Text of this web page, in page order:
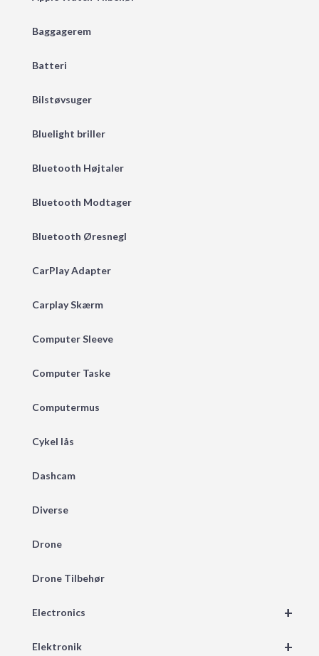
Baggagerem
Batteri
Bilstøvsuger
Bluelight briller
Bluetooth Højtaler
Bluetooth Modtager
Bluetooth Øresnegl
CarPlay Adapter
Carplay Skærm
Computer Sleeve
Computer Taske
Computermus
Cykel lås
Dashcam
Diverse
Drone
Drone Tilbehør
+
Electronics
+
Elektronik